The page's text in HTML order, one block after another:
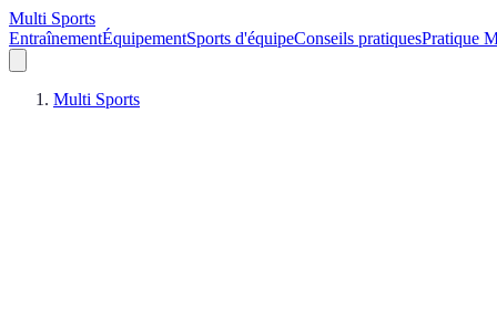
Multi Sports
EntraînementÉquipementSports d'équipeConseils pratiquesPratique
Multi Sports